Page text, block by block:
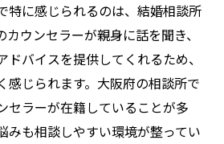
特に感じられるのは、結婚相談所
ウンセラーが親身に話を聞き、
バイスを提供してくれるため、
感じられます。大阪府の相談所で
セラーが在籍していることが多
みも相談しやすい環境が整ってい